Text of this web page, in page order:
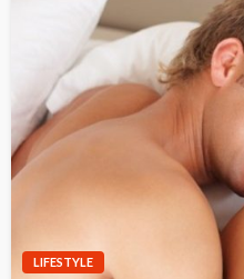
LIFESTYLE